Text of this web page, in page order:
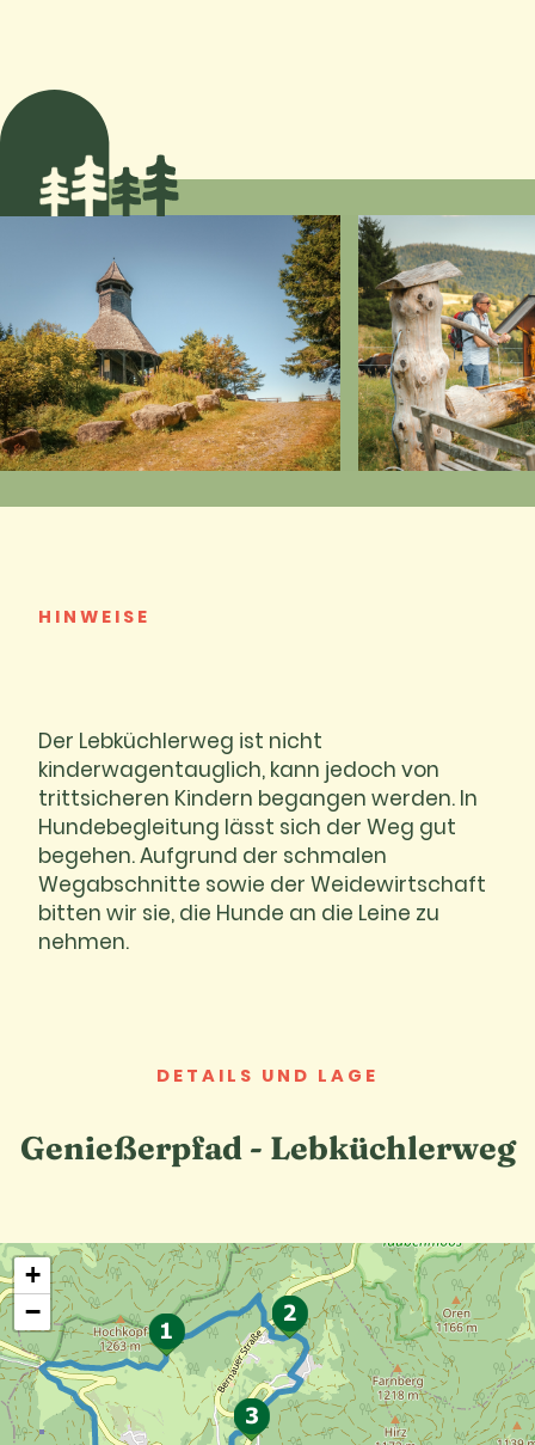
HINWEISE
Der Lebküchlerweg ist nicht
kinderwagentauglich, kann jedoch von
trittsicheren Kindern begangen werden. In
Hundebegleitung lässt sich der Weg gut
begehen. Aufgrund der schmalen
Wegabschnitte sowie der Weidewirtschaft
bitten wir sie, die Hunde an die Leine zu
nehmen.
DETAILS UND LAGE
Genießerpfad - Lebküchlerweg